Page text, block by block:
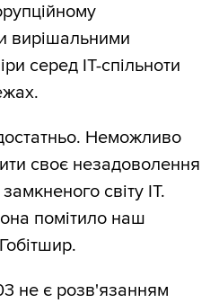
вирішальними
серед ІТ-спільноти
Неможливо
своє незадоволення
світу ІТ.
помітило наш
не є розв'язанням